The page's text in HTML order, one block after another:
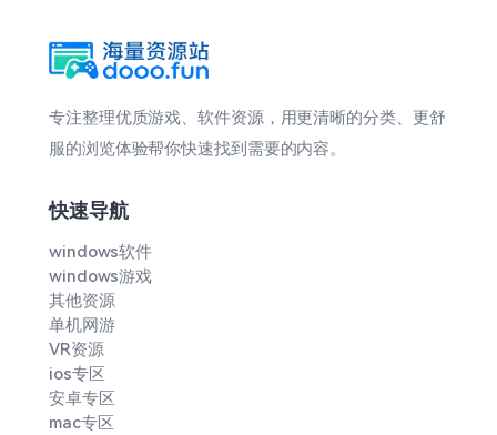
专注整理优质游戏、软件资源，用更清晰的分类、更舒
服的浏览体验帮你快速找到需要的内容。
快速导航
windows软件
windows游戏
其他资源
单机网游
VR资源
ios专区
安卓专区
mac专区